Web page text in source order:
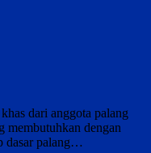
dari anggota palang
membutuhkan dengan
dasar palang…